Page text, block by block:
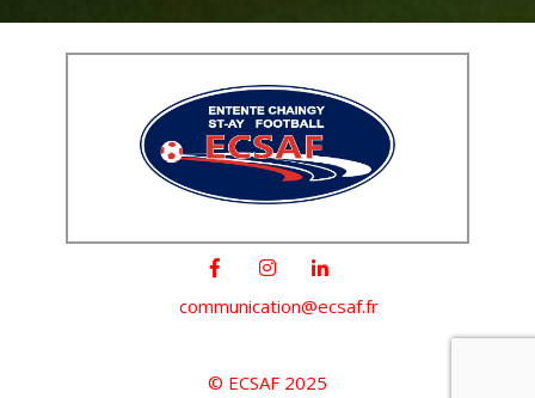
communication@ecsaf.fr
© ECSAF 2025